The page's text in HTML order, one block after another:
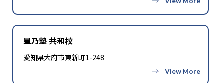
星乃塾 共和校
愛知県大府市東新町1-248